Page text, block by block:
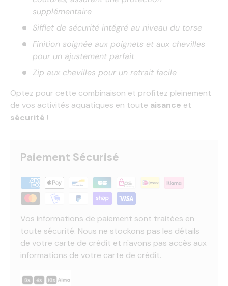
supplémentaire
Sifflet de sécurité intégré au niveau du torse
Finition soignée aux poignets et aux chevilles
pour un ajustement parfait
Zip aux chevilles pour un retrait facile
Optez pour cette combinaison et profitez pleinement
de vos activités aquatiques en toute aisance et
sécurité !
Paiement Sécurisé
Vos informations de paiement sont traitées en
toute sécurité. Nous ne stockons pas les détails
de votre carte de crédit et n'avons pas accès aux
informations de votre carte de crédit.